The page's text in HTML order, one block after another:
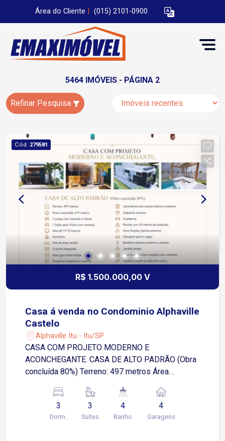
Área do Cliente (015) 2101-0900
5464 IMÓVEIS - PÁGINA 2
Refinar Pesquisa
Cód. 279581
R$ 1.500.000,00 V
Casa á venda no Condominio Alphaville
Castelo
Alphaville Itu - Itu/SP
CASA COM PROJETO MODERNO E
ACONCHEGANTE. CASA DE ALTO PADRÃO (Obra
concluída 80%) Terreno: 497 metros Área
Closet 1 Suíte para Visita com varanda Sala de
TV (Cinema) Escritório Sala de estar ampla
Cozinha integrada Área gourmand ampla
3
Dorm.
3
Suítes
4
Banho
4
Garagens